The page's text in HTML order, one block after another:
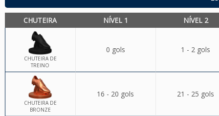
CHUTEIRA NÍVEL 1 NÍVEL 2
CHUTEIRA DE
TREINO
0 gols 1 - 2 gols
CHUTEIRA DE
BRONZE
16 - 20 gols 21 - 25 gols